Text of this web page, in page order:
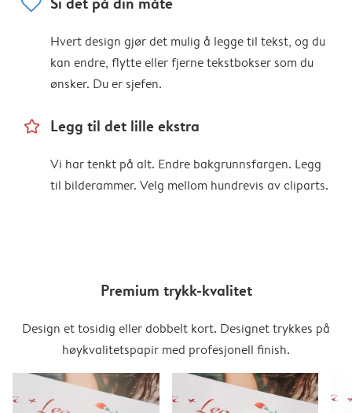
Hvert design gjør det mulig å legge til tekst, og du
kan endre, flytte eller fjerne tekstbokser som du
ønsker. Du er sjefen.
star_outline Legg til det lille ekstra
Vi har tenkt på alt. Endre bakgrunnsfargen. Legg
til bilderammer. Velg mellom hundrevis av cliparts.
Premium trykk-kvalitet
Design et tosidig eller dobbelt kort. Designet trykkes på
høykvalitetspapir med profesjonell finish.